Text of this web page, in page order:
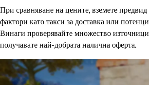
При сравняване на цените, вземете
фактори като такси за доставка или
Винаги проверявайте множество
получавате най-добрата налична оферта.